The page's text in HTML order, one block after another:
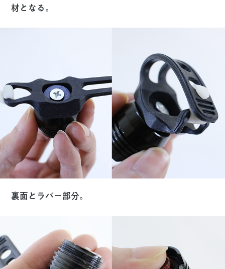
材となる。
裏面とラバー部分。